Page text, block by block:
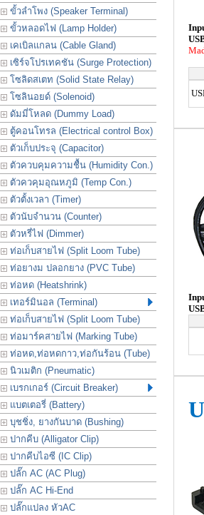
ขั้วลำโพง (Speaker Terminal)
ขั้วหลอดไฟ (Lamp Holder)
เคเบิลแกลน (Cable Gland)
เซิร์จโปรเทคชัน (Surge Protection)
โซลิดสเตท (Solid State Relay)
โซลินอยด์ (Solenoid)
ดัมมี่โหลด (Dummy Load)
ตู้คอนโทรล (Electrical control Box)
ตัวเก็บประจุ (Capacitor)
ตัวควบคุมความชื้น (Humidity Con.)
ตัวควคุมอุณหภูมิ (Temp Con.)
ตัวตั้งเวลา (Timer)
ตัวนับจำนวน (Counter)
ตัวหรี่ไฟ (Dimmer)
ท่อเก็บสายไฟ (Split Loom Tube)
ท่อยางม ปลอกยาง (PVC Tube)
ท่อหด (Heatshrink)
เทอร์มินอล (Terminal)
ท่อเก็บสายไฟ (Split Loom Tube)
ท่อมาร์คสายไฟ (Marking Tube)
ท่อหด,ท่อหดกาว,ท่อกันร้อน (Tube)
นิวเมติก (Pneumatic)
เบรกเกอร์ (Circuit Breaker)
แบตเตอรี่ (Battery)
บุชชิ่ง, ยางกันบาด (Bushing)
ปากคีบ (Alligator Clip)
ปากคีบไอซี (IC Clip)
ปลั๊ก AC (AC Plug)
ปลั๊ก AC Hi-End
ปลั๊กแปลง หัวAC